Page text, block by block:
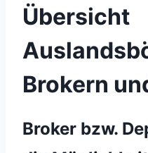
Übersicht
Brokern
Broker bzw.